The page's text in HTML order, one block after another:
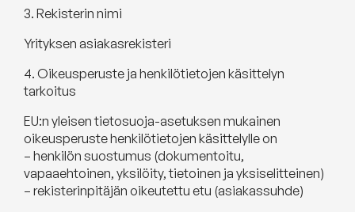
3. Rekisterin nimi
Yrityksen asiakasrekisteri
4. Oikeusperuste ja henkilötietojen käsittelyn
tarkoitus
EU:n yleisen tietosuoja-asetuksen mukainen
oikeusperuste henkilötietojen käsittelylle on
– henkilön suostumus (dokumentoitu,
vapaaehtoinen, yksilöity, tietoinen ja yksiselitteinen)
– rekisterinpitäjän oikeutettu etu (asiakassuhde)